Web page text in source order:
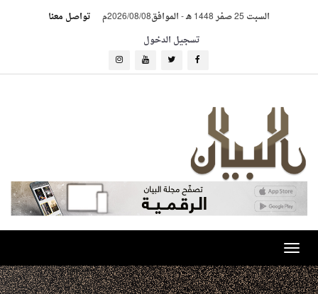
السبت 25 صفر 1448 هـ -الموافق2026/08/08م
تواصل معنا
تسجيل الدخول
Toggle
navigation